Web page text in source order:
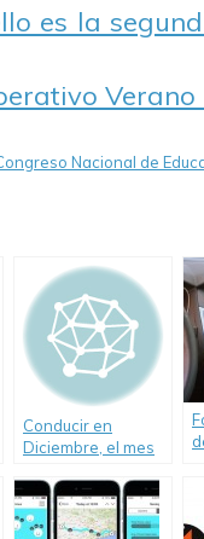
es la
Verano
Nacional de
Conducir en
Diciembre, el mes
año